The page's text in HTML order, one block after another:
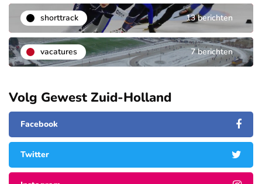
shorttrack 13 berichten
vacatures 7 berichten
Volg Gewest Zuid-Holland
Facebook
Twitter